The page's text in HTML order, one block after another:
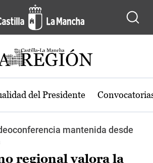
del Presidente
mantenida desde
regional valora la